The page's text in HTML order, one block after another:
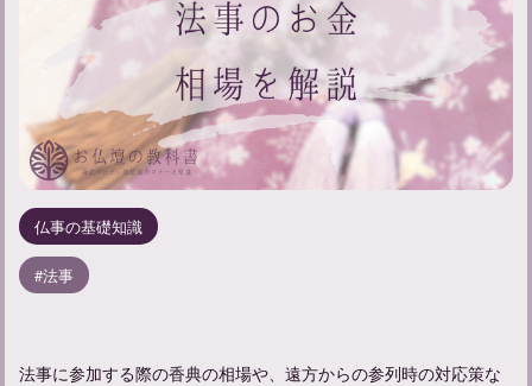
仏事の基礎知識
法事
法事に参加する際の香典の相場や、遠方からの参列時の対応策な